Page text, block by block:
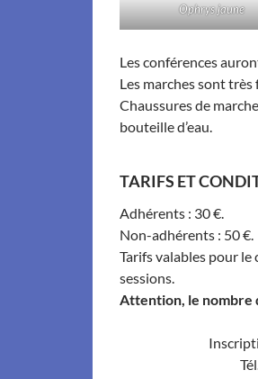
Ophrys jaune
Les conférences
Les marches sont très
Chaussures de
bouteille d’eau.
TARIFS ET
Adhérents : 30 €.
Non-adhérents : 50 €.
Tarifs valables pour le
sessions.
Attention, le nombre